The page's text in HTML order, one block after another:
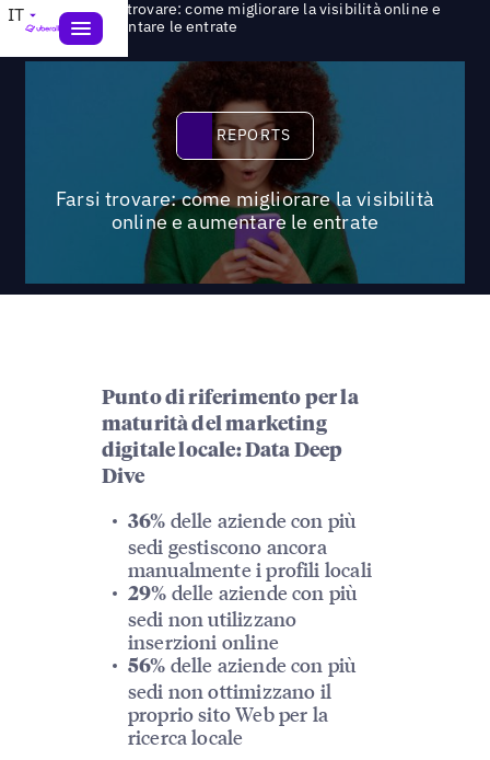
IT Reports>Farsi trovare: come migliorare la visibilità online e
aumentare le entrate
Reports
REPORTS
Farsi trovare: come migliorare la visibilità
online e aumentare le entrate
Punto di riferimento per la
maturità del marketing
digitale locale: Data Deep
Dive
36% delle aziende con più
sedi gestiscono ancora
manualmente i profili locali
29% delle aziende con più
sedi non utilizzano
inserzioni online
56% delle aziende con più
sedi non ottimizzano il
proprio sito Web per la
ricerca locale